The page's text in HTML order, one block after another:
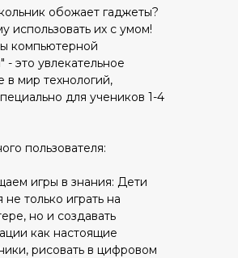
обожает гаджеты?
использовать их с умом!
компьютерной
- это увлекательное
в мир технологий,
для учеников 1-4
пользователя:
игры в знания: Дети
не только играть на
но и создавать
как настоящие
рисовать в цифровом